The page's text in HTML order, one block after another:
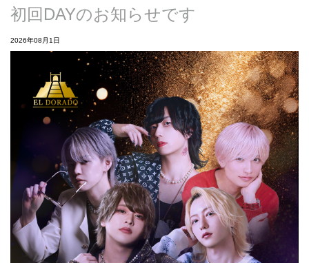
初回DAYのお知らせです
2026年08月1日